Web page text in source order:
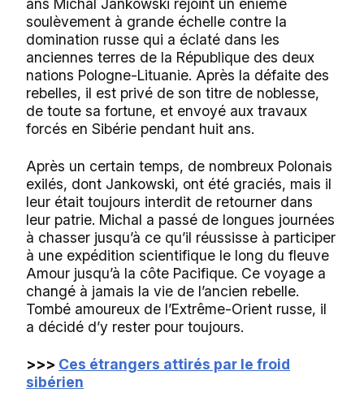
ans Michal Jankowski rejoint un énième
soulèvement à grande échelle contre la
domination russe qui a éclaté dans les
anciennes terres de la République des deux
nations Pologne-Lituanie. Après la défaite des
rebelles, il est privé de son titre de noblesse,
de toute sa fortune, et envoyé aux travaux
forcés en Sibérie pendant huit ans.
Après un certain temps, de nombreux Polonais
exilés, dont Jankowski, ont été graciés, mais il
leur était toujours interdit de retourner dans
leur patrie. Michal a passé de longues journées
à chasser jusqu’à ce qu’il réussisse à participer
à une expédition scientifique le long du fleuve
Amour jusqu’à la côte Pacifique. Ce voyage a
changé à jamais la vie de l’ancien rebelle.
Tombé amoureux de l’Extrême-Orient russe, il
a décidé d’y rester pour toujours.
>>> Ces étrangers attirés par le froid
sibérien